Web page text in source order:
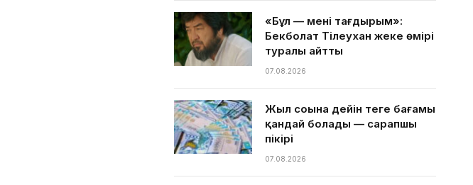
«Бұл — менің тағдырым»:
Бекболат Тілеухан жеке өмірі
туралы айтты
07.08.2026
Жыл соңына дейін теңге бағамы
қандай болады — сарапшы
пікірі
07.08.2026